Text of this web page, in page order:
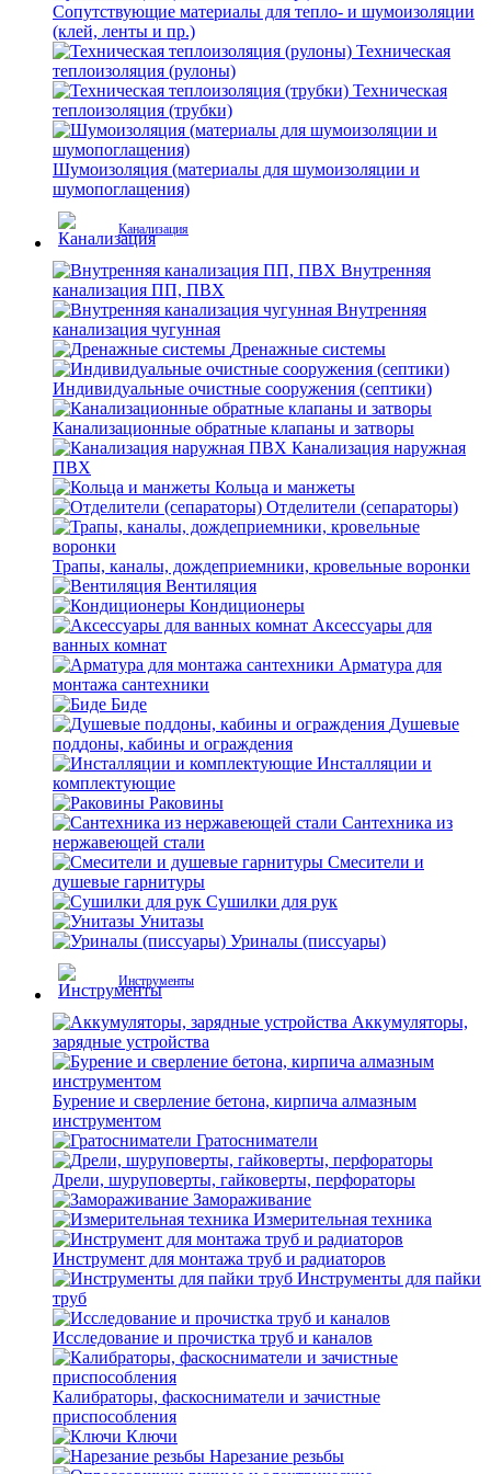
Сопутствующие материалы для тепло- и шумоизоляции
(клей, ленты и пр.)
Техническая
теплоизоляция (рулоны)
Техническая
теплоизоляция (трубки)
Шумоизоляция (материалы для шумоизоляции и
шумопоглащения)
Канализация
Внутренняя
канализация ПП, ПВХ
Внутренняя
канализация чугунная
Дренажные системы
Индивидуальные очистные сооружения (септики)
Канализационные обратные клапаны и затворы
Канализация наружная
ПВХ
Кольца и манжеты
Отделители (сепараторы)
Трапы, каналы, дождеприемники, кровельные воронки
Вентиляция
Кондиционеры
Аксессуары для
ванных комнат
Арматура для
монтажа сантехники
Биде
Душевые
поддоны, кабины и ограждения
Инсталляции и
комплектующие
Раковины
Сантехника из
нержавеющей стали
Смесители и
душевые гарнитуры
Сушилки для рук
Унитазы
Уриналы (писсуары)
Инструменты
Аккумуляторы,
зарядные устройства
Бурение и сверление бетона, кирпича алмазным
инструментом
Гратосниматели
Дрели, шуруповерты, гайковерты, перфораторы
Замораживание
Измерительная техника
Инструмент для монтажа труб и радиаторов
Инструменты для пайки
труб
Исследование и прочистка труб и каналов
Калибраторы, фаскосниматели и зачистные
приспособления
Ключи
Нарезание резьбы